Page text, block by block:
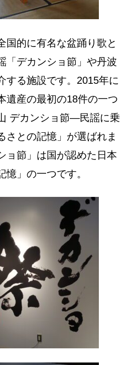
国的に有名な盆踊り歌と
「デカンショ節」や丹波
する施設です。2015年に
遺産の最初の18件の一つ
デカンショ節―民謡に乗
さとの記憶」が選ばれま
ョ節」は国が認めた日本
憶」の一つです。